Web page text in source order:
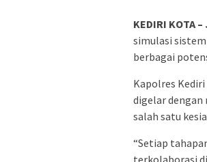
KEDIRI KOTA
simulasi
berbagai
Kapolres Kediri
digelar dengan
salah satu
“Setiap
terkolaborasi di